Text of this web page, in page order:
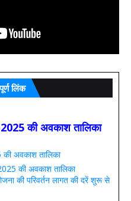
लिंक
2025 की अवकाश तालिका
की अवकाश तालिका
की अवकाश तालिका
की परिवर्तन लागत की दरें शुरू से